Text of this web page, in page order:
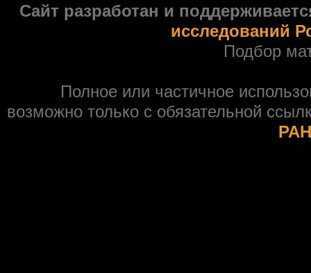
Сайт разработан и
исследований
Подбор
Полное или частичное
возможно только с обязательной